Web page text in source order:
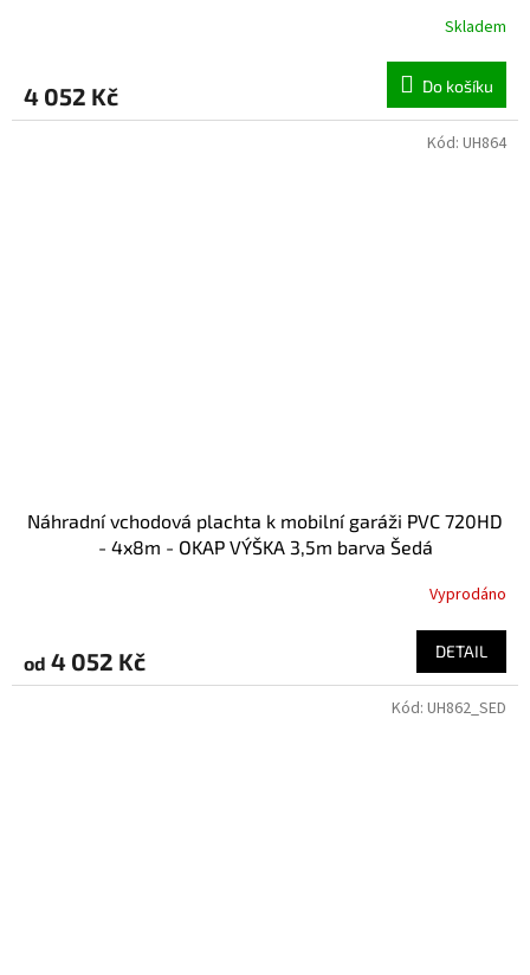
Skladem
4 052 Kč Do košíku
Náhradní vchodová plachta k mobilní garáži PVC 720HD
- 4x8m - OKAP VÝŠKA 3,5m barva Šedá
Vyprodáno
od 4 052 Kč DETAIL
Kód: UH864
Kód: UH862_SED